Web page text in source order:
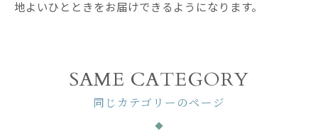
地よいひとときをお届けできるようになります。
同じカテゴリーのページ
SAME CATEGORY